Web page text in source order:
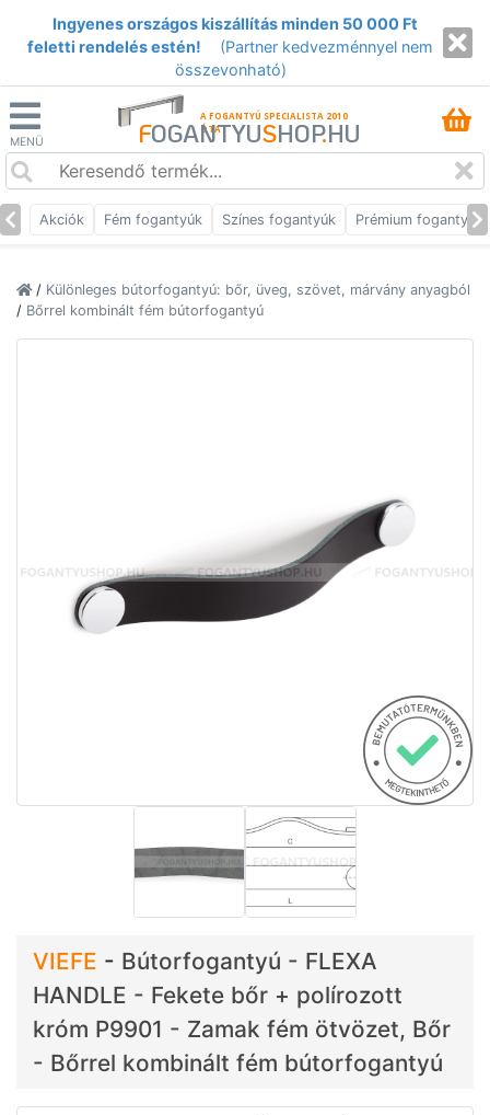
Ingyenes országos kiszállítás minden 50 000 Ft
feletti rendelés estén!
(Partner kedvezménnyel nem
összevonható)
MENÜ
A FOGANTYÚ SPECIALISTA 2010
ÓTA
FOGANTYUSHOP.HU
Akciók Fém fogantyúk Színes fogantyúk Prémium fogantyúk
/ Különleges bútorfogantyú: bőr, üveg, szövet, márvány anyagból
/ Bőrrel kombinált fém bútorfogantyú
VIEFE - Bútorfogantyú - FLEXA
HANDLE - Fekete bőr + polírozott
króm P9901 - Zamak fém ötvözet, Bőr
- Bőrrel kombinált fém bútorfogantyú